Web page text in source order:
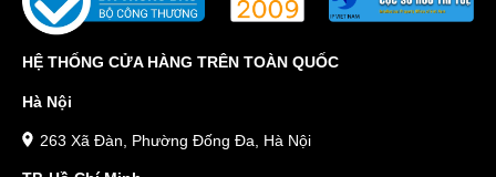
HỆ THỐNG CỬA HÀNG TRÊN TOÀN QUỐC
Hà Nội
263 Xã Đàn, Phường Đống Đa, Hà Nội